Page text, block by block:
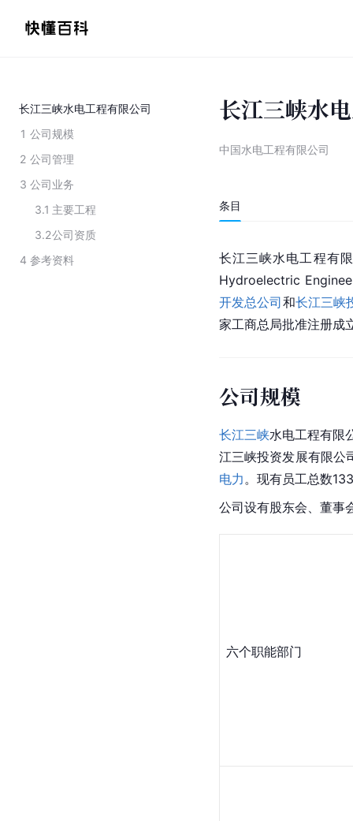
长江三峡水电工程有限公司
1 公司规模
2 公司管理
3 公司业务
3.1 主要工程
3.2公司资质
4 参考资料
长江三峡水
中国水电工程有限公司
条目
长江三峡水电工程有
Hydroelectric
开发总公司和长江三峡
家工商总局批准注册成
公司规模
长江三峡水电工程有限
江三峡投资发展有限
电力 。现有员工总数
公司设有股东会、董事
六个职能部门